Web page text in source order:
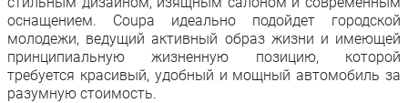
Задние тормоза: Дисковые Дисковые
Производство: Китай
Гарантия: 4 года или 100 000 км пробега
оснащением. Coupa идеально подойдет городской
молодежи, ведущий активный образ жизни и имеющей
принципиальную жизненную позицию, которой
требуется красивый, удобный и мощный автомобиль за
разумную стоимость.